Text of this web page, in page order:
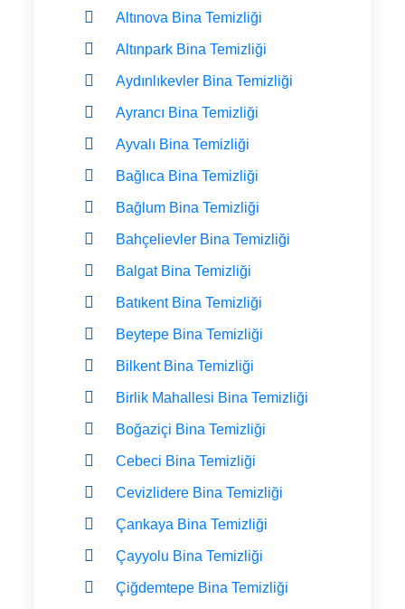
Altınova Bina Temizliği
Altınpark Bina Temizliği
Aydınlıkevler Bina Temizliği
Ayrancı Bina Temizliği
Ayvalı Bina Temizliği
Bağlıca Bina Temizliği
Bağlum Bina Temizliği
Bahçelievler Bina Temizliği
Balgat Bina Temizliği
Batıkent Bina Temizliği
Beytepe Bina Temizliği
Bilkent Bina Temizliği
Birlik Mahallesi Bina Temizliği
Boğaziçi Bina Temizliği
Cebeci Bina Temizliği
Cevizlidere Bina Temizliği
Çankaya Bina Temizliği
Çayyolu Bina Temizliği
Çiğdemtepe Bina Temizliği